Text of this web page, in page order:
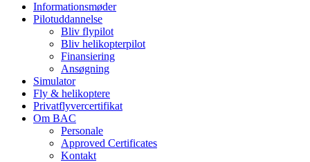
Informationsmøder
Pilotuddannelse
Bliv flypilot
Bliv helikopterpilot
Finansiering
Ansøgning
Simulator
Fly & helikoptere
Privatflyvercertifikat
Om BAC
Personale
Approved Certificates
Kontakt